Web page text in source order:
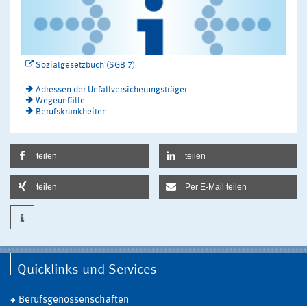
Sozialgesetzbuch (SGB 7)
Adressen der Unfallversicherungsträger
Wegeunfälle
Berufskrankheiten
teilen teilen
teilen Per E-Mail teilen
Quicklinks und Services
Berufsgenossenschaften